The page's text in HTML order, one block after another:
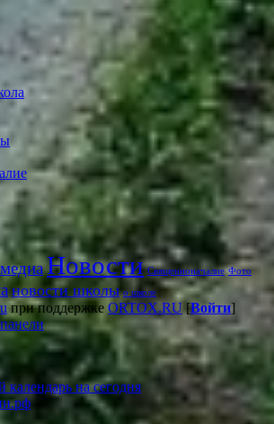
Новости Священноначалие Фото
новости школы о школе
при поддержке ORTOX.RU [Войти]
календарь на сегодня